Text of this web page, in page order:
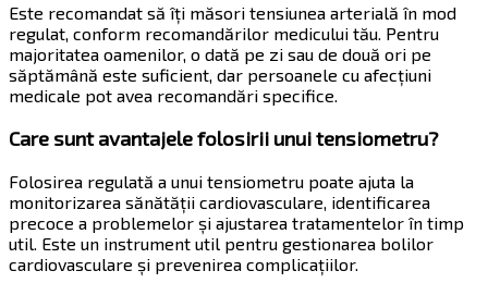
Este recomandat să îți măsori tensiunea arterială în mod
regulat, conform recomandărilor medicului tău. Pentru
majoritatea oamenilor, o dată pe zi sau de două ori pe
săptămână este suficient, dar persoanele cu afecțiuni
medicale pot avea recomandări specifice.
Care sunt avantajele folosirii unui tensiometru?
Folosirea regulată a unui tensiometru poate ajuta la
monitorizarea sănătății cardiovasculare, identificarea
precoce a problemelor și ajustarea tratamentelor în timp
util. Este un instrument util pentru gestionarea bolilor
cardiovasculare și prevenirea complicațiilor.